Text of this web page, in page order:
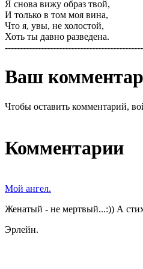
Я снова вижу образ твой,
И только в том моя вина,
Что я, увы, не холостой,
Хоть ты давно разведена.
Ваш
Чтобы оставить комментарий,
Комментарии
Мой ангел.
Женатый - не мертвый...:)) А
Эрлейн.